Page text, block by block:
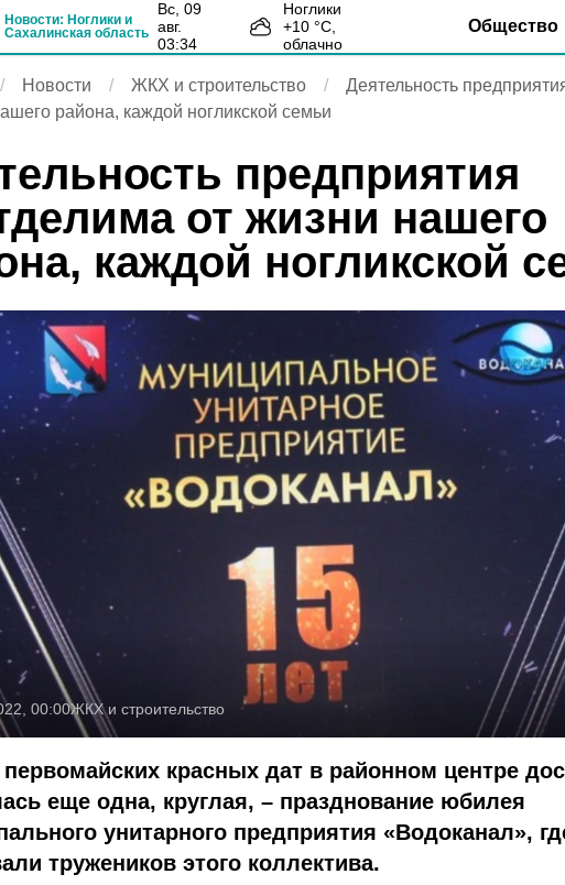
Новости: Ноглики и
Сахалинская область
вс, 09
авг.
03:34
Ноглики
+10 °С,
облачно
Общество
Новости ЖКХ и строительство
Деятельность
района, каждой ногликской семьи
предприятия
от жизни нашего
каждой ногликской
00:00ЖКХ и строительство
красных дат в районном центре
еще одна, круглая, – празднование юбилея
унитарного предприятия «Водоканал»,
тружеников этого коллектива.